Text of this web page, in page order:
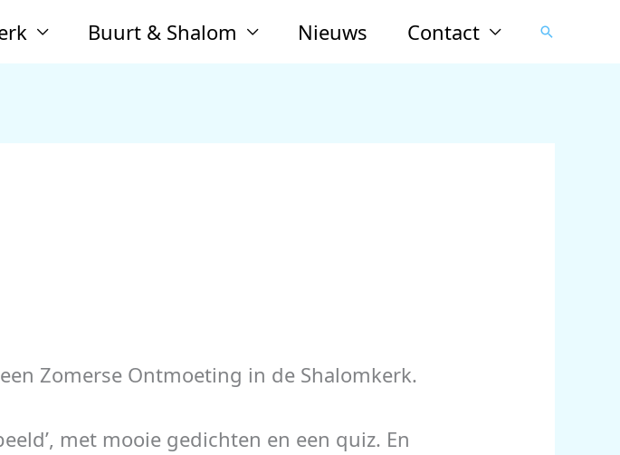
Buurt & Shalom Nieuws Contact Zoeken
Zomerse Ontmoeting in de Shalomkerk.
met mooie gedichten en een quiz. En